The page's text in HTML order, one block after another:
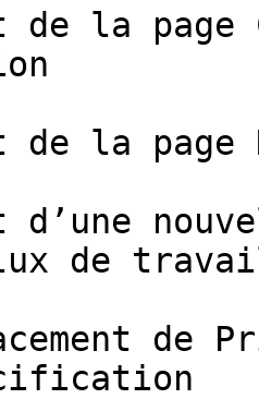
la page
la page
de
de